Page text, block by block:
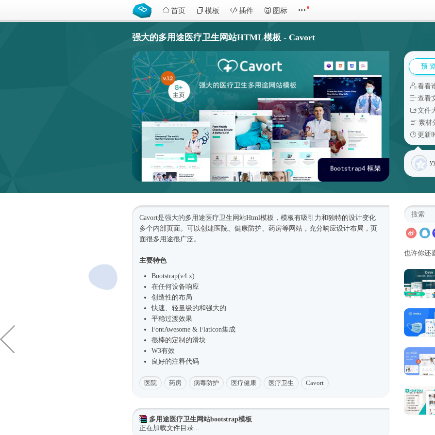
首页 模板 插件 图标
强大的多用途医疗卫生网站HTML模板 - Cavort
预
看看
查看
文件
素材
更新
Cavort是强大的多用途医疗卫生网站Html模板 ，模板有吸引力和独特的设计变化
多个内部页面。可以创建医院、健康防护、药房等网站，充分响应设计布局，页
面很多用途很广泛。
主要特色
Bootstrap(v4.x)
在任何设备响应
创造性的布局
快速、轻量级的和强大的
平稳过渡效果
FontAwesome & Flaticon集成
很棒的定制的滑块
W3有效
良好的注释代码
医院 药房 病毒防护 医疗健康 医疗卫生 Cavort
多用途医疗卫生网站bootstrap模板
正在加载文件目录...
也许你还